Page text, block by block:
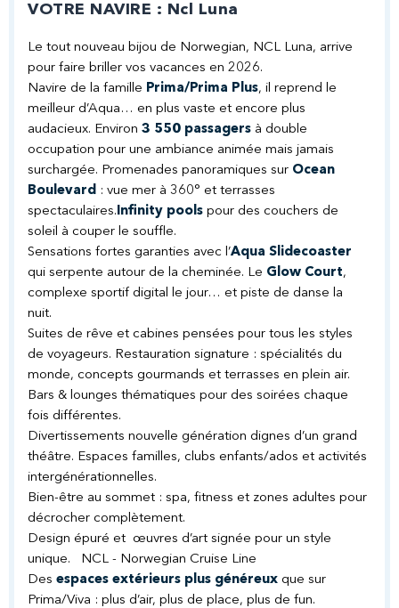
VOTRE NAVIRE : Ncl Luna
Le tout nouveau bijou de Norwegian, NCL Luna, arrive
pour faire briller vos vacances en 2026.
Navire de la famille Prima/Prima Plus, il reprend le
meilleur d’Aqua… en plus vaste et encore plus
audacieux. Environ 3 550 passagers à double
occupation pour une ambiance animée mais jamais
surchargée. Promenades panoramiques sur Ocean
Boulevard : vue mer à 360° et terrasses
spectaculaires. Infinity pools pour des couchers de
soleil à couper le souffle.
Sensations fortes garanties avec l’Aqua Slidecoaster
qui serpente autour de la cheminée. Le Glow Court,
complexe sportif digital le jour… et piste de danse la
nuit.
Suites de rêve et cabines pensées pour tous les styles
de voyageurs. Restauration signature : spécialités du
monde, concepts gourmands et terrasses en plein air.
Bars & lounges thématiques pour des soirées chaque
fois différentes.
Divertissements nouvelle génération dignes d’un grand
théâtre. Espaces familles, clubs enfants/ados et activités
intergénérationnelles.
Bien-être au sommet : spa, fitness et zones adultes pour
décrocher complètement.
Design épuré et œuvres d’art signée pour un style
unique.
NCL - Norwegian Cruise Line
Des espaces extérieurs plus généreux que sur
Prima/Viva : plus d’air, plus de place, plus de fun.